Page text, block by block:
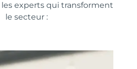
les experts qui transforment
le secteur :